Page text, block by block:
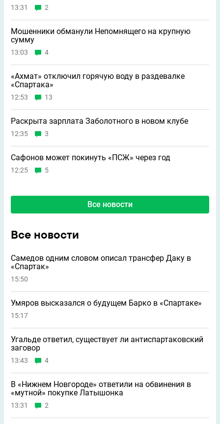
13:31 2
Мошенники обманули Непомнящего на крупную
сумму
13:03 4
«Ахмат» отключил горячую воду в раздевалке
«Спартака»
12:53 13
Раскрыта зарплата Заболотного в новом клубе
12:35 3
Сафонов может покинуть «ПСЖ» через год
12:25 5
Все новости
Все новости
Самедов одним словом описал трансфер Даку в
«Спартак»
15:50
Умяров высказался о будущем Барко в «Спартаке»
15:17
Угальде ответил, существует ли антиспартаковский
заговор
13:43 4
В «Нижнем Новгороде» ответили на обвинения в
«мутной» покупке Латышонка
13:31 2